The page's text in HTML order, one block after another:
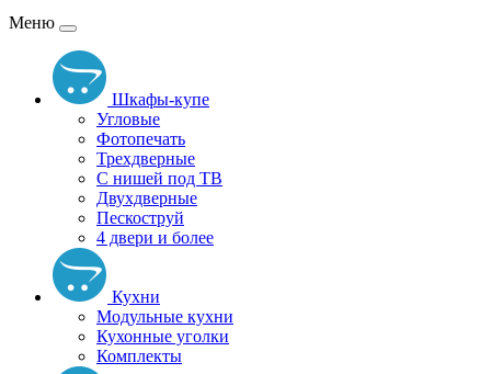
Меню
Шкафы-купе
Угловые
Фотопечать
Трехдверные
С нишей под ТВ
Двухдверные
Пескоструй
4 двери и более
Кухни
Модульные кухни
Кухонные уголки
Комплекты